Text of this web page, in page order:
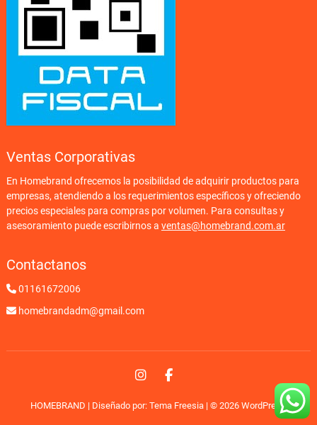
Ventas Corporativas
En Homebrand ofrecemos la posibilidad de adquirir productos para
empresas, atendiendo a los requerimientos específicos y ofreciendo
precios especiales para compras por volumen. Para consultas y
asesoramiento puede escribirnos a ventas@homebrand.com.ar
Contactanos
01161672006
homebrandadm@gmail.com
Instagram
Facebook
HOMEBRAND | Diseñado por:Tema Freesia | © 2026WordPress